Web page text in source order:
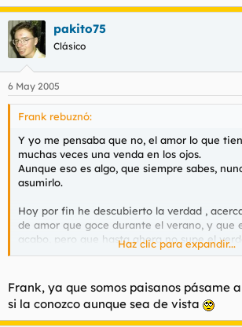
pakito75
Clásico
6 May 2005
Frank rebuznó:
Y yo me pensaba que no, el amor lo que
muchas veces una venda en los ojos.
Aunque eso es algo, que siempre sabes,
asumirlo.
Hoy por fin he descubierto la verdad ,
de amor que goce durante el verano, y que
acabo, pero que hasta ahora no supe el
ruptura.
Hace media hora que he he hablado con
aclarado muchas cosas. Desde luego no se
mezquino y ella, bueno me reservo mi
Solo dire que me pensaba que era de otra
Haz clic para expandir...
Frank, ya que somos paisanos pásame
si la conozco aunque sea de vista